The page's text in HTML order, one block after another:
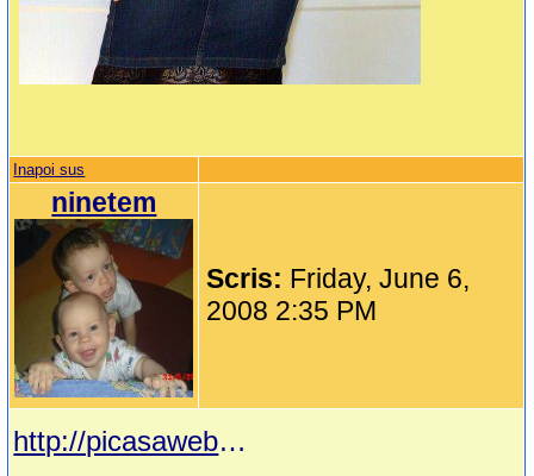
Inapoi sus
ninetem
Scris: Friday, June 6,
2008 2:35 PM
http://picasaweb.google.es/kkrevistasrj/Top